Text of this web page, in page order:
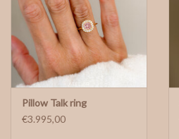
Pillow Talk ring
€3.995,00